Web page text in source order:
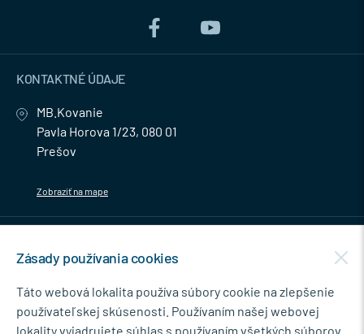
KONTAKTNÉ ÚDAJE
MB.Kovanie
Pavla Horova 1/23, 080 01
Prešov
Zobraziť na mape
NEWSLETTER
Zásady používania cookies
Táto webová lokalita používa súbory cookie na zlepšenie
používateľskej skúsenosti. Používaním našej webovej
lokality vyjadrujete súhlas s používaním všetkých súborov